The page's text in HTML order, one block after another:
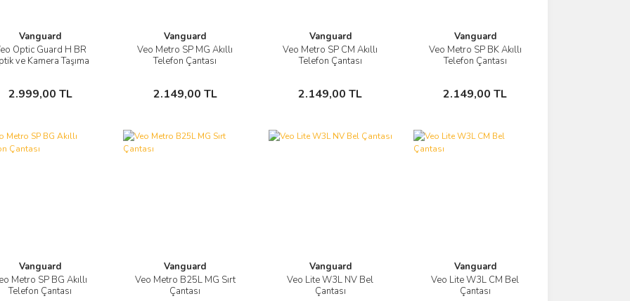
Vanguard
Optic Guard H BR
ve Kamera Taşıma
2.999,00 TL
Görüntüle
Sepete Ekle
Vanguard
Veo Metro SP MG Akıllı
Telefon Çantası
2.149,00 TL
Görüntüle
Sepete Ekle
Vanguard
Veo Metro SP CM Akıllı
Telefon Çantası
2.149,00 TL
Görüntüle
Sepete Ekle
Vanguard
Veo Metro SP BK Akıllı
Telefon Çantası
2.149,00 TL
Görüntüle
Sepete Ekle
Vanguard
Metro SP BG Akıllı
Telefon Çantası
Görüntüle
Vanguard
Veo Metro B25L MG Sırt
Çantası
Görüntüle
Vanguard
Veo Lite W3L NV Bel
Çantası
Görüntüle
Vanguard
Veo Lite W3L CM Bel
Çantası
Görüntüle